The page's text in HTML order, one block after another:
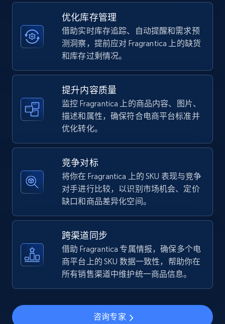
TikTok Shop - category
URL, Title, Available, Description, Currency, Initial
price, Final price, Discount percent, and more.
TikTok Shop - Collect TikTok shop products
by keywords search
URL, Title, Available, Description, Currency, Initial
price, Final price, Discount percent, and more.
668+ 立即开始
TikTok Shop - discover records by shop url
URL, Title, Available, Description, Currency, Initial
price, Final price, Discount percent, and more.
优化库存管理
借助实时库存追踪、自动提醒和需求预
测洞察，提前应对 Fragrantica 上的缺货
和库存过剩情况。
提升内容质量
监控 Fragrantica 上的商品内容、图片、
描述和属性，确保符合电商平台标准并
优化转化。
竞争对标
将你在 Fragrantica 上的 SKU 表现与竞争
对手进行比较，以识别市场机会、定价
缺口和商品差异化空间。
跨渠道同步
借助 Fragrantica 专属情报，确保多个电
商平台上的 SKU 数据一致性，帮助你在
所有销售渠道中维护统一商品信息。
咨询专家